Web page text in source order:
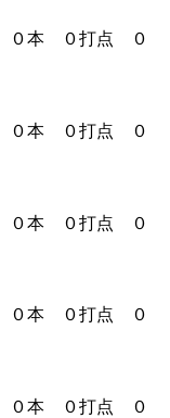
０打点 ０
０打点 ０
０打点 ０
０打点 ０
０打点 ０